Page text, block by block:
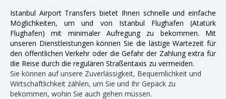
Istanbul Airport Transfers bietet Ihnen schnelle und einfache
Möglichkeiten, um und von Istanbul Flughafen (Atatürk
Flughafen) mit minimaler Aufregung zu bekommen. Mit
unseren Dienstleistungen können Sie die lästige Wartezeit für
den öffentlichen Verkehr oder die Gefahr der Zahlung extra für
die Reise durch die regulären Straßentaxis zu vermeiden.
Sie können auf unsere Zuverlässigkeit, Bequemlichkeit und
Wirtschaftlichkeit zählen, um Sie und Ihr Gepäck zu
bekommen, wohin Sie auch gehen müssen.